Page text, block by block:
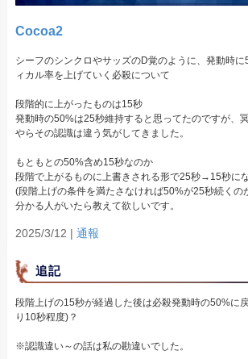
Cocoa2
シーフのシンクロやサッズのD覚のように、発動時
ィカル率を上げていく必殺について
段階的に上がったものは15秒
発動時の50%は25秒維持すると思ってたのですが、
やらその認識は違う気がしてきました。
もともとの50%含め15秒なのか
段階で上がるものに上書きされる形で25秒→15秒に
(段階上げの条件を満たさなければ50%が25秒続くの
分かる人がいたら教えて欲しいです。
2025/3/12 | 通報
追記
段階上げの15秒が経過した後は必殺発動時の50%に
り10秒程度)？
※認識違い～の話は私の勘違いでした。